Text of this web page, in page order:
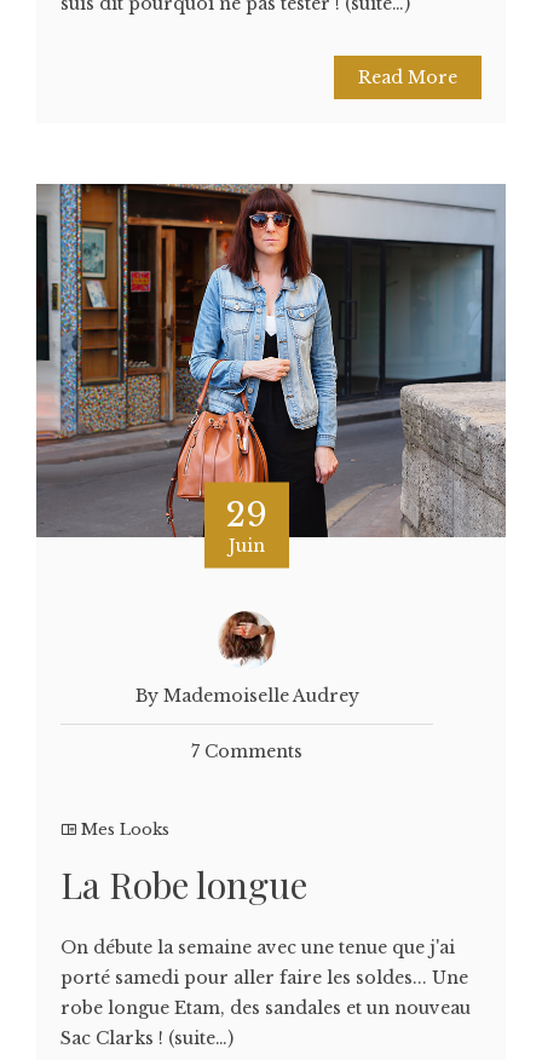
Read More
29
Juin
By Mademoiselle Audrey
7 Comments
Mes Looks
La Robe longue
On débute la semaine avec une tenue que j'ai
porté samedi pour aller faire les soldes... Une
robe longue Etam, des sandales et un nouveau
Sac Clarks ! (suite…)